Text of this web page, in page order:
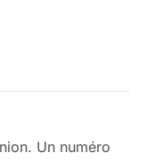
Un numéro